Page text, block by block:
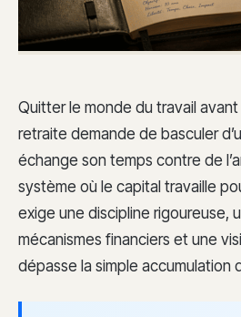
Quitter le monde du travail avant
retraite demande de basculer
échange son temps contre de
système où le capital travaille
exige une discipline rigoureuse,
mécanismes financiers et une
dépasse la simple accumulation